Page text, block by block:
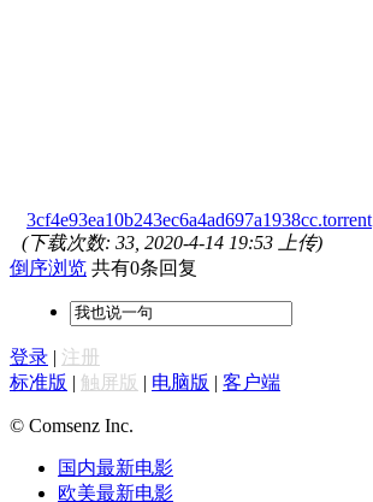
3cf4e93ea10b243ec6a4ad697a1938cc.torrent
(下载次数: 33, 2020-4-14 19:53 上传)
倒序浏览 共有0条回复
登录 | 注册
标准版 | 触屏版 | 电脑版 | 客户端
© Comsenz Inc.
国内最新电影
欧美最新电影